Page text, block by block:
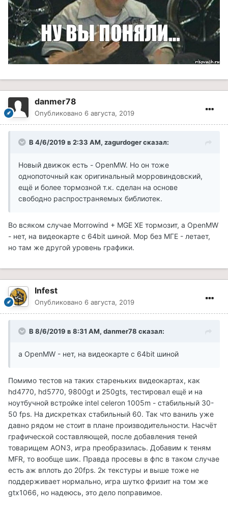
danmer78
Опубликовано 6 августа, 2019
В 4/6/2019 в 2:33 AM, zagurdoger сказал:
Новый движок есть - OpenMW. Но он тоже
однопоточный как оригинальный морровиндовский,
ещё и более тормозной т.к. сделан на основе
свободно распространяемых библиотек.
Во всяком случае Morrowind + MGE XE тормозит, а OpenMW
- нет, на видеокарте с 64bit шиной. Мор без МГЕ - летает,
но там же другой уровень графики.
Infest
Опубликовано 6 августа, 2019
В 8/6/2019 в 8:31 AM, danmer78 сказал:
а OpenMW - нет, на видеокарте с 64bit шиной
Помимо тестов на таких стареньких видеокартах, как
hd4770, hd5770, 9800gt и 250gts, тестировал ещё и на
ноутбучной встройке intel celeron 1005m - стабильный 30-
50 fps. На дискретках стабильный 60. Так что ваниль уже
давно рядом не стоит в плане производительности. Насчёт
графической составляющей, после добавления теней
товарищем AON3, игра преобразилась. Добавим к теням
MFR, то вообще шик. Правда просевы в фпс в таком случае
есть аж вплоть до 20fps. 2к текстуры и выше тоже не
поддерживает нормально, игра шутко фризит на том же
gtx1066, но надеюсь, это дело поправимое.